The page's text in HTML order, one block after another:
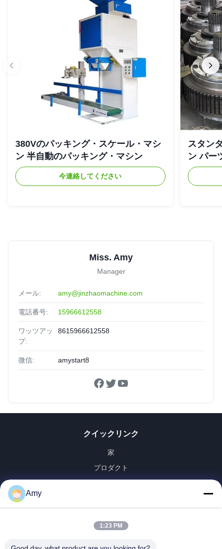
380Vのパッキング・スケール・マシ
ン 半自動のパッキング・マシン
今連絡してください
スタン
ン パー
Miss. Amy
Manager
メール: amy@jinzhaomachine.com
電話番号: 15966612558
ワッツアッ
プ:
8615966612558
微信: amystart8
クイックリンク
家
プロダクト
工場旅行
品質管理
Amy
1:23 PM